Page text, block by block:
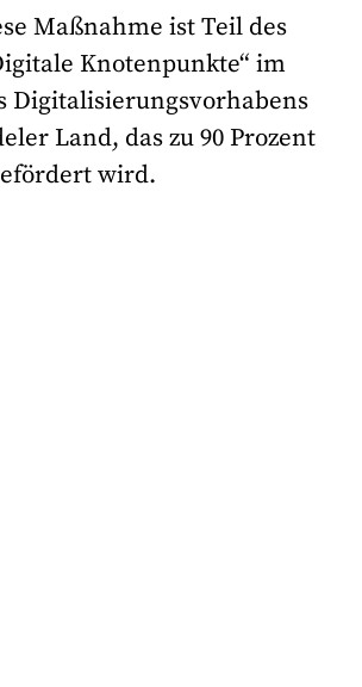
Maßnahme ist Teil des
Knotenpunkte“ im
Digitalisierungsvorhabens
Land, das zu 90 Prozent
wird.